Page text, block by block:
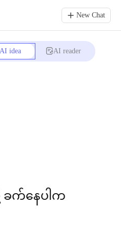
New Chat
AI idea AI reader
ခက်နေပါက